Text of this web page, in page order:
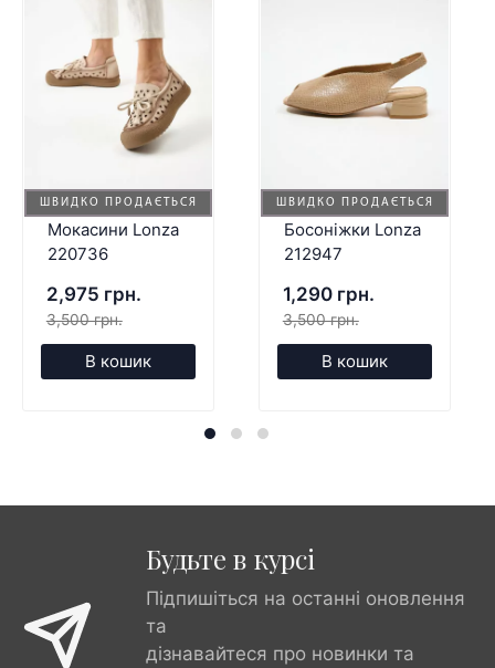
ШВИДКО ПРОДАЄТЬСЯ
Мокасини Lonza
220736
2,975 грн.
3,500 грн.
В кошик
ШВИДКО ПРОДАЄТЬСЯ
Босоніжки Lonza
212947
1,290 грн.
3,500 грн.
В кошик
Будьте в курсі
Підпишіться на останні оновлення
та
дізнавайтеся про новинки та